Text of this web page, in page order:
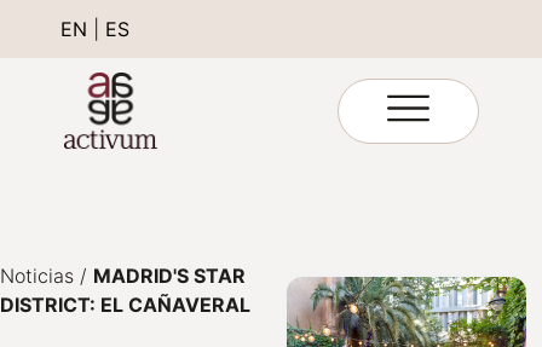
EN ES
Noticias / MADRID'S STAR
DISTRICT: EL CAÑAVERAL